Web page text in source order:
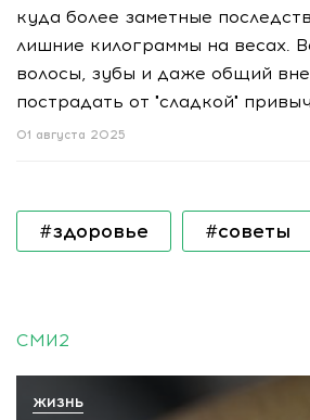
куда более заметные
лишние килограммы на весах.
волосы, зубы и даже общий
пострадать от "сладкой"
01 августа 2025
#здоровье #советы
СМИ2
ЖИЗНЬ